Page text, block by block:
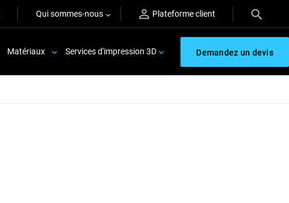
Qui sommes-nous Plateforme client
Matériaux Services d'impression 3D Demandez un devis